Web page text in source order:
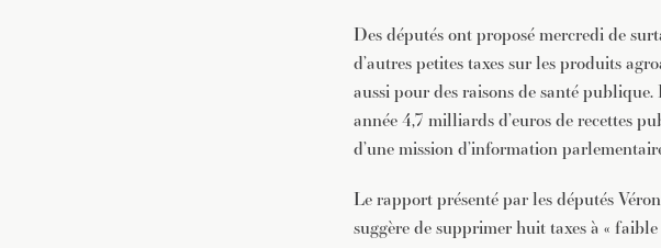
Des députés ont proposé mercredi de
d’autres petites taxes sur les produits
aussi pour des raisons de santé
année 4,7 milliards d’euros de recettes
d’une mission d’information
Le rapport présenté par les députés
suggère de supprimer huit taxes à «